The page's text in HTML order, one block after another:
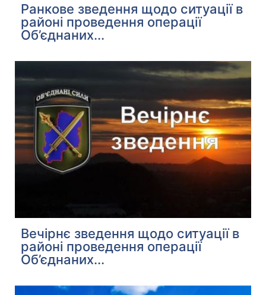
Ранкове зведення щодо ситуації в
районі проведення операції
Об’єднаних...
Вечірнє зведення щодо ситуації в
районі проведення операції
Об’єднаних...